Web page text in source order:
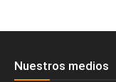
Nuestros medios